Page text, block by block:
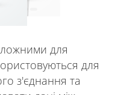
для
для
з'єднання та